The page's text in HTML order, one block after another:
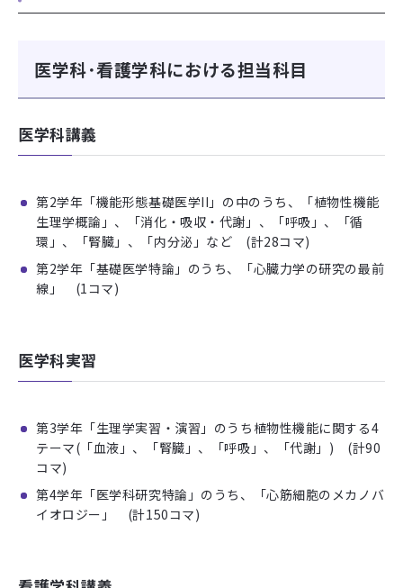
医学科･看護学科における担当科目
医学科講義
第2学年「機能形態基礎医学II」の中のうち、「植物性機能
生理学概論」、「消化・吸収・代謝」、「呼吸」、「循
環」、「腎臓」、「内分泌」など (計28コマ)
第2学年「基礎医学特論」のうち、「心臓力学の研究の最前
線」 (1コマ)
医学科実習
第3学年「生理学実習・演習」のうち植物性機能に関する4
テーマ(「血液」、「腎臓」、「呼吸」、「代謝」) (計90
コマ)
第4学年「医学科研究特論」のうち、「心筋細胞のメカノバ
イオロジー」 (計150コマ)